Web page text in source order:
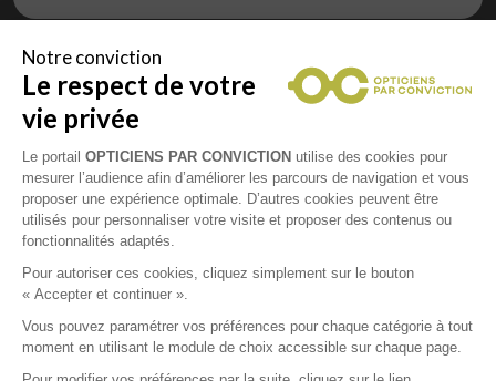
Vous êtes un professionnel de la vue et
vous souhaitez nous rejoindre ?
Contactez Alliance Optic, la centrale d’achats et
d’accompagnement des opticiens indépendants
Notre conviction
Le respect de votre
vie privée
Le portail OPTICIENS PAR CONVICTION utilise des cookies pour
mesurer l’audience afin d’améliorer les parcours de navigation et vous
proposer une expérience optimale. D’autres cookies peuvent être
utilisés pour personnaliser votre visite et proposer des contenus ou
fonctionnalités adaptés.
Pour autoriser ces cookies, cliquez simplement sur le bouton
« Accepter et continuer ».
Vous pouvez paramétrer vos préférences pour chaque catégorie à tout
moment en utilisant le module de choix accessible sur chaque page.